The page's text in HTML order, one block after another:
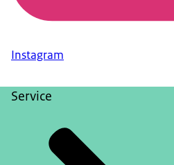
Instagram
Service